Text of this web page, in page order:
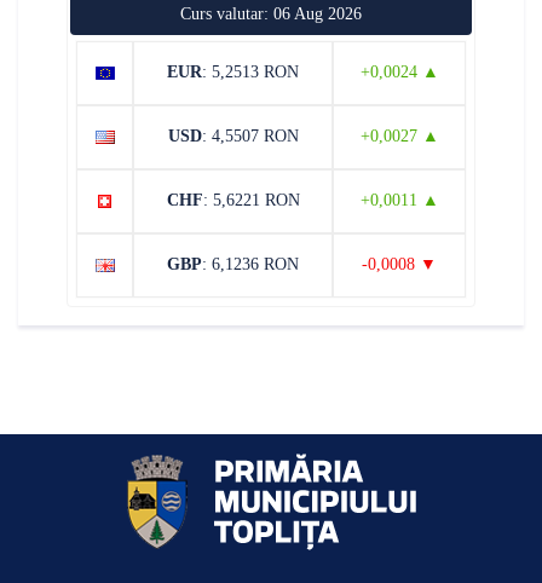
Curs valutar: 06 Aug 2026
EUR: 5,2513 RON +0,0024 ▲
USD: 4,5507 RON +0,0027 ▲
CHF: 5,6221 RON +0,0011 ▲
GBP: 6,1236 RON -0,0008 ▼